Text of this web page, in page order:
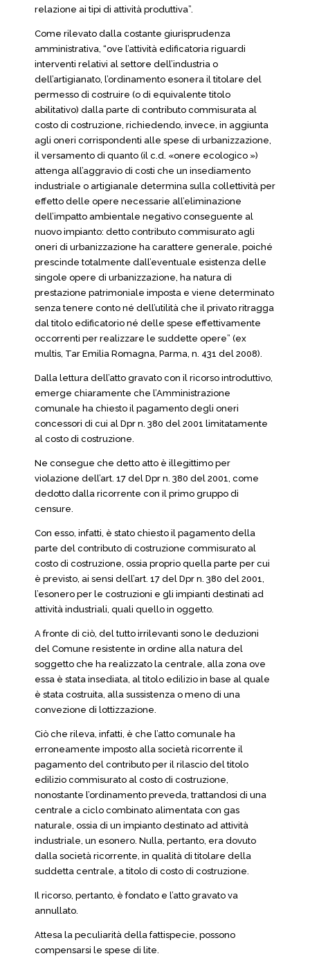
relazione ai tipi di attività produttiva”.
Come rilevato dalla costante giurisprudenza
amministrativa, “ove l’attività edificatoria riguardi
interventi relativi al settore dell’industria o
dell’artigianato, l’ordinamento esonera il titolare del
permesso di costruire (o di equivalente titolo
abilitativo) dalla parte di contributo commisurata al
costo di costruzione, richiedendo, invece, in aggiunta
agli oneri corrispondenti alle spese di urbanizzazione,
il versamento di quanto (il c.d. «onere ecologico »)
attenga all’aggravio di costi che un insediamento
industriale o artigianale determina sulla collettività per
effetto delle opere necessarie all’eliminazione
dell’impatto ambientale negativo conseguente al
nuovo impianto: detto contributo commisurato agli
oneri di urbanizzazione ha carattere generale, poiché
prescinde totalmente dall’eventuale esistenza delle
singole opere di urbanizzazione, ha natura di
prestazione patrimoniale imposta e viene determinato
senza tenere conto né dell’utilità che il privato ritragga
dal titolo edificatorio né delle spese effettivamente
occorrenti per realizzare le suddette opere” (ex
multis, Tar Emilia Romagna, Parma, n. 431 del 2008).
Dalla lettura dell’atto gravato con il ricorso introduttivo,
emerge chiaramente che l’Amministrazione
comunale ha chiesto il pagamento degli oneri
concessori di cui al Dpr n. 380 del 2001 limitatamente
al costo di costruzione.
Ne consegue che detto atto è illegittimo per
violazione dell’art. 17 del Dpr n. 380 del 2001, come
dedotto dalla ricorrente con il primo gruppo di
censure.
Con esso, infatti, è stato chiesto il pagamento della
parte del contributo di costruzione commisurato al
costo di costruzione, ossia proprio quella parte per cui
è previsto, ai sensi dell’art. 17 del Dpr n. 380 del 2001,
l’esonero per le costruzioni e gli impianti destinati ad
attività industriali, quali quello in oggetto.
A fronte di ciò, del tutto irrilevanti sono le deduzioni
del Comune resistente in ordine alla natura del
soggetto che ha realizzato la centrale, alla zona ove
essa è stata insediata, al titolo edilizio in base al quale
è stata costruita, alla sussistenza o meno di una
convezione di lottizzazione.
Ciò che rileva, infatti, è che l’atto comunale ha
erroneamente imposto alla società ricorrente il
pagamento del contributo per il rilascio del titolo
edilizio commisurato al costo di costruzione,
nonostante l’ordinamento preveda, trattandosi di una
centrale a ciclo combinato alimentata con gas
naturale, ossia di un impianto destinato ad attività
industriale, un esonero. Nulla, pertanto, era dovuto
dalla società ricorrente, in qualità di titolare della
suddetta centrale, a titolo di costo di costruzione.
Il ricorso, pertanto, è fondato e l’atto gravato va
annullato.
Attesa la peculiarità della fattispecie, possono
compensarsi le spese di lite.